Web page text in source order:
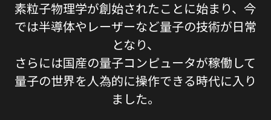
素粒⼦物理学が創始されたことに始まり、今
では半導体やレーザーなど量⼦の技術が⽇常
となり、
さらには国産の量⼦コンピュータが稼働して
量⼦の世界を⼈為的に操作できる時代に⼊り
ました。